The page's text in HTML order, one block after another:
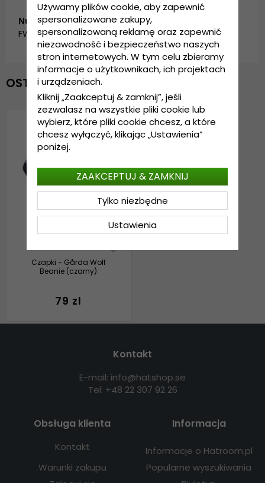
Numer artykułu:
FW_garda.beanie.wolf.black
OSTATNIO OGLĄDANE
Czapki - Gårda Wolf
Beanie (czarny)
79 zl
Kontakt
E-mail: info@hatshop.se
Tel: +48 22 307 92 26
Obsługa klienta
Kontakt
Warunki zakupu
Informacja
Informacje o Hatroom.pl
Popularne wyszukiwania
Używamy plików cookie, aby zapewnić
spersonalizowane zakupy,
spersonalizowaną reklamę oraz zapewnić
niezawodność i bezpieczeństwo naszych
stron internetowych. W tym celu zbieramy
informacje o użytkownikach, ich projektach
i urządzeniach.
Kliknij „Zaakceptuj & zamknij”, jeśli
zezwalasz na wszystkie pliki cookie lub
wybierz, które pliki cookie chcesz, a które
chcesz wyłączyć, klikając „Ustawienia”
poniżej.
Ustawienia
Tylko niezbędne
ZAAKCEPTUJ & ZAMKNIJ